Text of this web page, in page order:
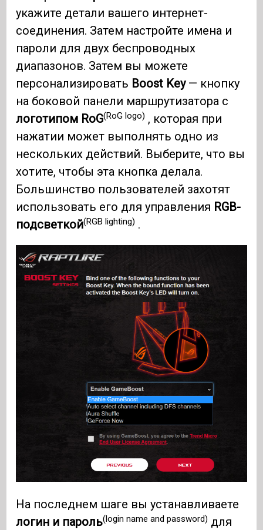
укажите детали вашего интернет-
соединения. Затем настройте имена и
пароли для двух беспроводных
диапазонов. Затем вы можете
персонализировать Boost Key— кнопку
на боковой панели маршрутизатора с
логотипом RoG(RoG logo) , которая при
нажатии может выполнять одно из
нескольких действий. Выберите, что вы
хотите, чтобы эта кнопка делала.
Большинство пользователей захотят
использовать его для управления RGB-
подсветкой(RGB lighting) .
На последнем шаге вы устанавливаете
логин и пароль(login name and password) для